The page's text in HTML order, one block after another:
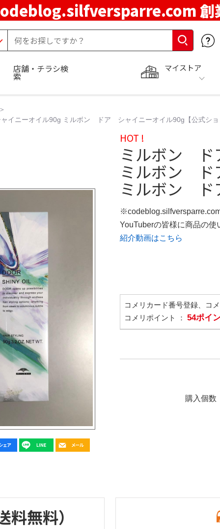
創
マイストア
店舗・チラシ検
索
ニーオイル90g ミルボン ドア シャイニーオイル90g【公式ショ
HOT !
ミルボン ド
ミルボン ド
ミルボン ド
YouTuberの皆様に商品の
紹介動画はこちら
コメリカード番号登録、コ
コメリポイント ： 54ポイ
購入個数
料無料）